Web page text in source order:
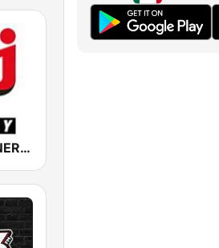
NRJ Radio ENERGY